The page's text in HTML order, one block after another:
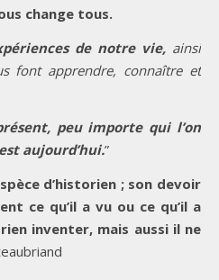
change tous.
de notre vie, ainsi
font apprendre, connaître et
peu importe qui l’on
aujourd’hui.”
d’historien ; son devoir
ce qu’il a vu ou ce qu’il a
inventer, mais aussi il ne